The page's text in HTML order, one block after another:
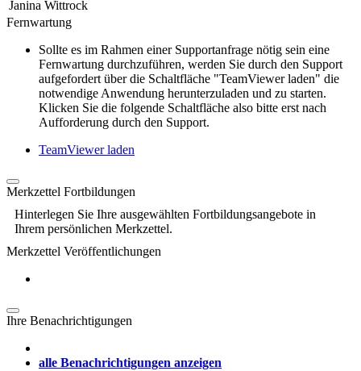
Janina Wittrock
Fernwartung
Sollte es im Rahmen einer Supportanfrage nötig sein eine
Fernwartung durchzuführen, werden Sie durch den Support
aufgefordert über die Schaltfläche "TeamViewer laden" die
notwendige Anwendung herunterzuladen und zu starten.
Klicken Sie die folgende Schaltfläche also bitte erst nach
Aufforderung durch den Support.
TeamViewer laden
Merkzettel Fortbildungen
Hinterlegen Sie Ihre ausgewählten Fortbildungsangebote in
Ihrem persönlichen Merkzettel.
Merkzettel Veröffentlichungen
Ihre Benachrichtigungen
alle Benachrichtigungen anzeigen